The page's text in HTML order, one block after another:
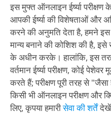
इस मुफ्त ऑनलाइन ईर्ष्या
आपकी ईर्ष्या की विशेषताओं और
करने की अनुमति देता है, हमने इस
मान्य बनाने की कोशिश की है, इसे
के अधीन करके। हालांकि, इस
वर्तमान ईर्ष्या परीक्षण, कोई
करते हैं; परीक्षण पूरी तरह से "जैसा
किसी भी ऑनलाइन परीक्षण और
लिए, कृपया हमारीसेवा की शर्तें